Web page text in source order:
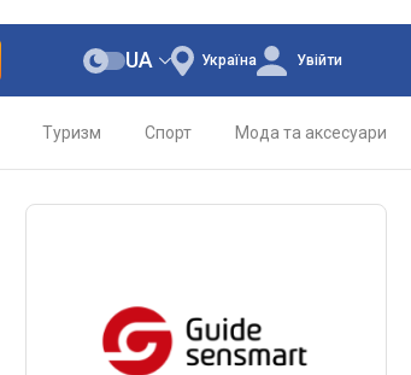
Україна
UA Увійти
Туризм Спорт Мода та аксесуари